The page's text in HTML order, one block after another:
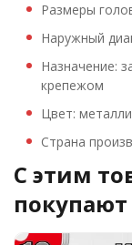
Размеры
Наружный
Назначение:
крепежом
Цвет:
Страна
C этим
покупают